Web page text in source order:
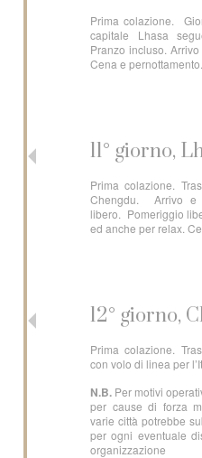
Prima colazione.
capitale Lhasa
Pranzo incluso.
Cena e pernottamento.
11° giorno,
Prima colazione.
Chengdu. Arrivo e
libero. Pomeriggio
ed anche per relax.
12° giorno,
Prima colazione.
con volo di linea per
N.B. Per motivi
per cause di forza
varie città potrebbe
per ogni eventuale
organizzazione